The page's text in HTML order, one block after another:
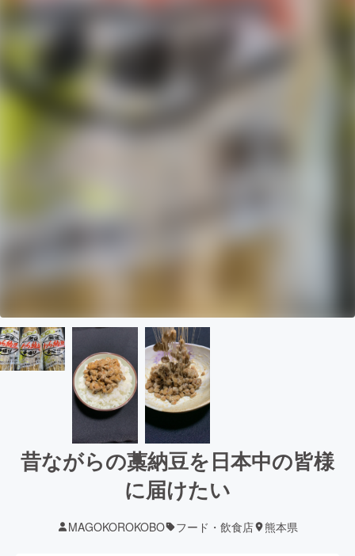
昔ながらの藁納豆を日本中の皆様
に届けたい
MAGOKOROKOBO フード・飲食店 熊本県